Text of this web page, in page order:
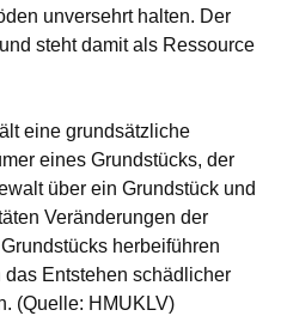
unversehrt halten. Der
steht damit als Ressource
eine grundsätzliche
eines Grundstücks, der
über ein Grundstück und
Veränderungen der
herbeiführen
das Entstehen schädlicher
(Quelle: HMUKLV)